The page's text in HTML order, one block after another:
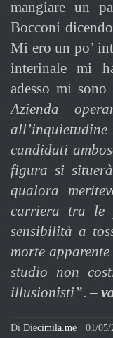
mangiare un
Bocconi
Mi ero un po’
interinale mi
adesso mi sono
Azienda
all’inquietudine
candidati
figura si
qualora
carriera tra le
sensibilità a
morte
studio non
illusionisti”. –
Di Diecimila.me 01/05/